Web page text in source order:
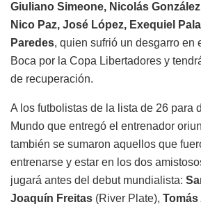
Giuliano Simeone, Nicolás
Nico Paz, José López, Exequiel
Paredes, quien sufrió un desgarro en
Boca por la Copa Libertadores y
de recuperación.
A los futbolistas de la lista de 26 para
Mundo que entregó el entrenador
también se sumaron aquellos que
entrenarse y estar en los dos
jugará antes del debut mundialista:
Joaquín Freitas (River Plate), Tomás